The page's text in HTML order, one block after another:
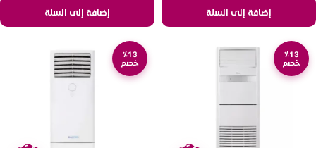
إضافة إلى السلة إضافة إلى السلة
٪13
خصم
٪13
خصم